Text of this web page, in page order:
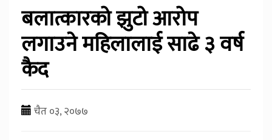
बलात्कारको झुटो आरोप
लगाउने महिलालाई साढे ३ वर्ष
कैद
चैत ०३, २०७७